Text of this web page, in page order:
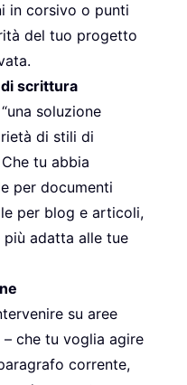
in corsivo o punti
del tuo progetto
scrittura
soluzione
di stili di
tu abbia
per documenti
per blog e articoli,
più adatta alle tue
su aree
che tu voglia agire
corrente,